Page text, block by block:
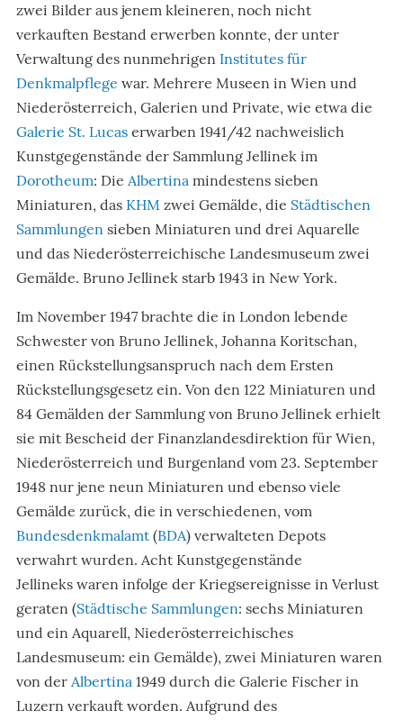
zwei Bilder aus jenem kleineren, noch nicht
verkauften Bestand erwerben konnte, der unter
Verwaltung des nunmehrigen Institutes für
Denkmalpflege war. Mehrere Museen in Wien und
Niederösterreich, Galerien und Private, wie etwa die
Galerie St. Lucas erwarben 1941/42 nachweislich
Kunstgegenstände der Sammlung Jellinek im
Dorotheum: Die Albertina mindestens sieben
Miniaturen, das KHM zwei Gemälde, die Städtischen
Sammlungen sieben Miniaturen und drei Aquarelle
und das Niederösterreichische Landesmuseum zwei
Gemälde. Bruno Jellinek starb 1943 in New York.
Im November 1947 brachte die in London lebende
Schwester von Bruno Jellinek, Johanna Koritschan,
einen Rückstellungsanspruch nach dem Ersten
Rückstellungsgesetz ein. Von den 122 Miniaturen und
84 Gemälden der Sammlung von Bruno Jellinek erhielt
sie mit Bescheid der Finanzlandesdirektion für Wien,
Niederösterreich und Burgenland vom 23. September
1948 nur jene neun Miniaturen und ebenso viele
Gemälde zurück, die in verschiedenen, vom
Bundesdenkmalamt (BDA) verwalteten Depots
verwahrt wurden. Acht Kunstgegenstände
Jellineks waren infolge der Kriegsereignisse in Verlust
geraten (Städtische Sammlungen: sechs Miniaturen
und ein Aquarell, Niederösterreichisches
Landesmuseum: ein Gemälde), zwei Miniaturen waren
von der Albertina 1949 durch die Galerie Fischer in
Luzern verkauft worden. Aufgrund des